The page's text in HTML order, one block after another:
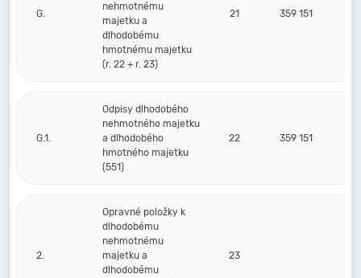
G.
nehmotnému
majetku a
dlhodobému
hmotnému majetku
(r. 22 + r. 23)
21 359 151
G.1.
Odpisy dlhodobého
nehmotného majetku
a dlhodobého
hmotného majetku
(551)
22 359 151
2.
Opravné položky k
dlhodobému
nehmotnému
majetku a
dlhodobému
23